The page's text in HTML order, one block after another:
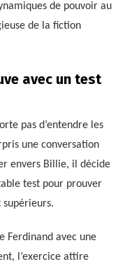
de pouvoir au
de la fiction
avec un test
pas d’entendre les
une conversation
envers Billie, il décide
test pour prouver
supérieurs.
Ferdinand avec une
l’exercice attire